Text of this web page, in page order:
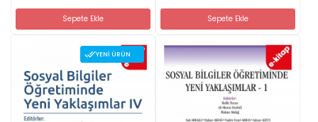
Sepete Ekle Sepete Ekle
YENI ÜRÜN